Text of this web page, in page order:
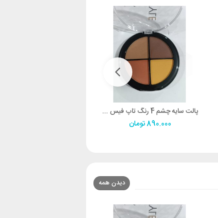
پالت سایه چشم 4 رنگ تاپ فیس شماره 07
تومان890.000
دیدن همه